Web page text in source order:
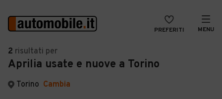
PREFERITI MENU
Auto
Auto usate
VENDI
MAGAZINE
2 risultati per
Aprilia usate e nuove a Torino
Torino Cambia